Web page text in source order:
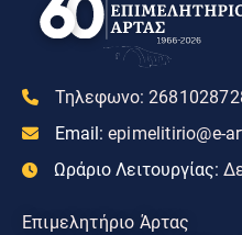
Τηλεφωνο:
Email: epimelitirio@e-
Ωράριο Λειτουργίας:
Επιμελητήριο Άρτας